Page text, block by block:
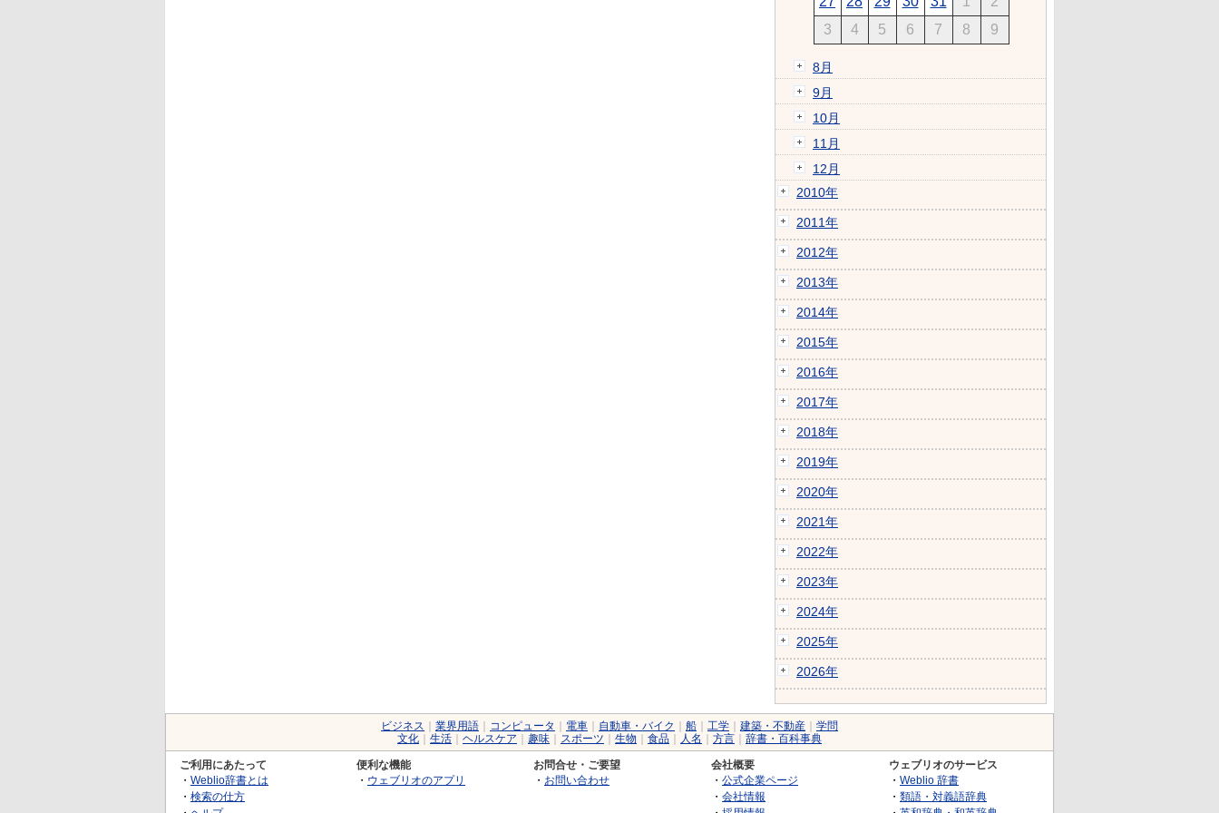
3
4 5 6 7 8 9
8月
9月
10月
11月
12月
2010年
2011年
2012年
2013年
2014年
2015年
2016年
2017年
2018年
2019年
2020年
2021年
2022年
2023年
2024年
2025年
2026年
ビジネス 業界用語 コンピュータ 電車 自動車・バイク 船 工学 建築・不動産
学問
文化
生活 ヘルスケア 趣味 スポーツ 生物 食品 人名 方言 辞書・百科事典
ご利用にあたって
・ Weblio辞書とは
・ 検索の仕方
便利な機能
・ ウェブリオのアプリ
お問合せ・ご要望
・ お問い合わせ
会社概要
・ 公式企業ページ
・ 会社情報
ウェブリオのサービス
・ Weblio 辞書
・ 類語・対義語辞典